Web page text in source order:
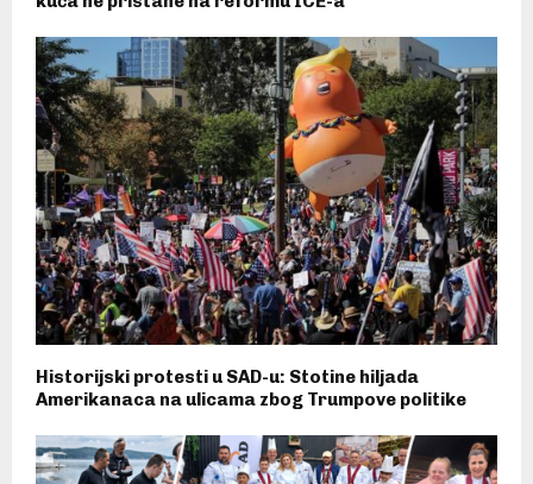
Historijski protesti u SAD-u: Stotine hiljada
Amerikanaca na ulicama zbog Trumpove politike